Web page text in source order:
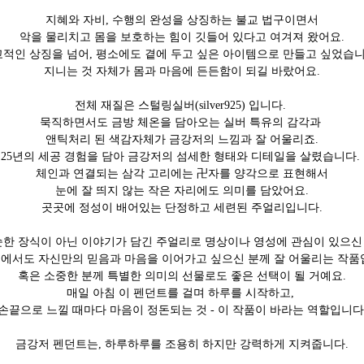
지혜와 자비, 수행의 완성을 상징하는 불교 법구이면서
악을 물리치고 몸을 보호하는 힘이 깃들어 있다고 여겨져 왔어요.
적인 상징을 넘어, 평소에도 곁에 두고 싶은 아이템으로 만들고 싶었습
지니는 것 자체가 몸과 마음에 든든함이 되길 바랐어요.
전체 재질은 스털링실버(silver925) 입니다.
묵직하면서도 금방 체온을 담아오는 실버 특유의 감각과
앤틱처리 된 색감자체가 금강저의 느낌과 잘 어울리죠.
25년의 세공 경험을 담아 금강저의 섬세한 형태와 디테일을 살렸습니다.
체인과 연결되는 삼각 고리에는 卍자를 양각으로 표현해서
눈에 잘 띄지 않는 작은 자리에도 의미를 담았어요.
곳곳에 정성이 배어있는 단정하고 세련된 주얼리입니다.
한 장식이 아닌 이야기가 담긴 주얼리로 명상이나 영성에 관심이 있으신
서도 자신만의 믿음과 마음을 이어가고 싶으신 분께 잘 어울리는 작품
혹은 소중한 분께 특별한 의미의 선물로도 좋은 선택이 될 거예요.
매일 아침 이 펜던트를 걸며 하루를 시작하고,
끝으로 느낄 때마다 마음이 정돈되는 것 - 이 작품이 바라는 역할입니
금강저 펜던트는, 하루하루를 조용히 하지만 강력하게 지켜줍니다.